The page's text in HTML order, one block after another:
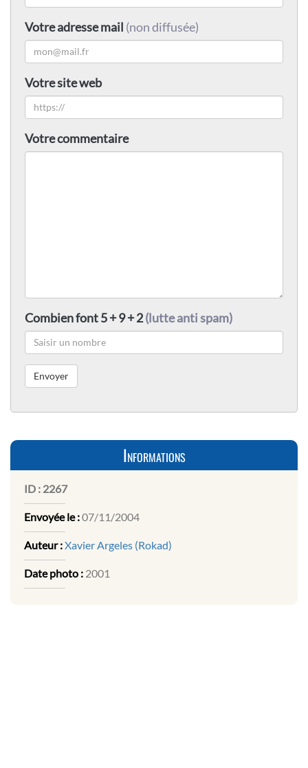
Votre adresse mail (non diffusée)
Votre site web
Votre commentaire
Combien font 5 + 9 + 2(lutte anti spam)
Informations
ID : 2267
Envoyée le :07/11/2004
Auteur :Xavier Argeles (Rokad)
Date photo : 2001